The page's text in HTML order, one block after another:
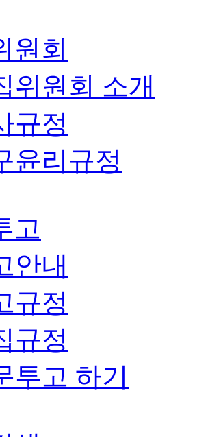
원회
위원회 소개
규정
윤리규정
고
안내
규정
규정
투고 하기